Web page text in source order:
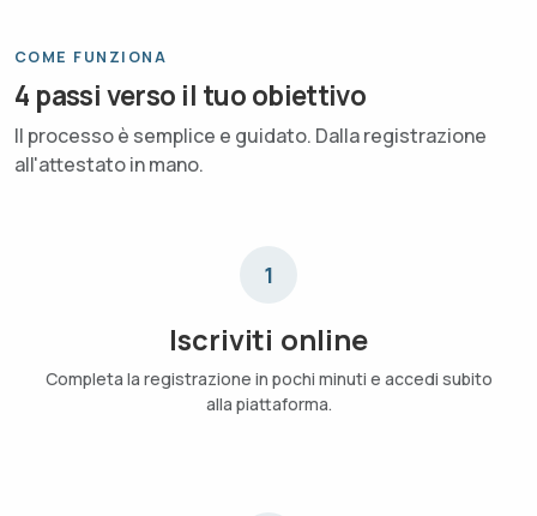
COME FUNZIONA
4 passi verso il tuo obiettivo
Il processo è semplice e guidato. Dalla registrazione
all'attestato in mano.
1
Iscriviti online
Completa la registrazione in pochi minuti e accedi subito
alla piattaforma.